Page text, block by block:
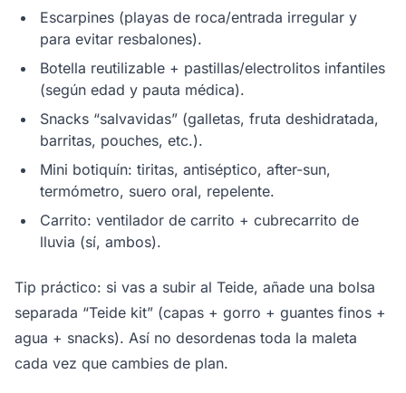
Escarpines (playas de roca/entrada irregular y
para evitar resbalones).
Botella reutilizable + pastillas/electrolitos infantiles
(según edad y pauta médica).
Snacks “salvavidas” (galletas, fruta deshidratada,
barritas, pouches, etc.).
Mini botiquín: tiritas, antiséptico, after-sun,
termómetro, suero oral, repelente.
Carrito: ventilador de carrito + cubrecarrito de
lluvia (sí, ambos).
Tip práctico: si vas a subir al Teide, añade una bolsa
separada “Teide kit” (capas + gorro + guantes finos +
agua + snacks). Así no desordenas toda la maleta
cada vez que cambies de plan.